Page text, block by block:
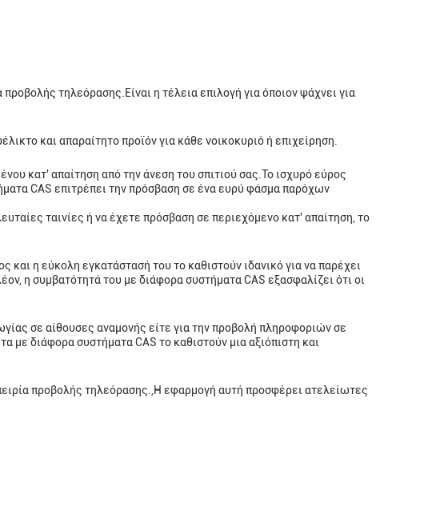
τηλεόρασης.Είναι η τέλεια επιλογή για όποιον ψάχνει για
και απαραίτητο προϊόν για κάθε νοικοκυριό ή επιχείρηση.
κατ' απαίτηση από την άνεση του σπιτιού σας.Το ισχυρό εύρος
CAS επιτρέπει την πρόσβαση σε ένα ευρύ φάσμα παρόχων
ταινίες ή να έχετε πρόσβαση σε περιεχόμενο κατ' απαίτηση, το
και η εύκολη εγκατάστασή του το καθιστούν ιδανικό για να παρέχει
η συμβατότητά του με διάφορα συστήματα CAS εξασφαλίζει ότι οι
σε αίθουσες αναμονής είτε για την προβολή πληροφοριών σε
διάφορα συστήματα CAS το καθιστούν μια αξιόπιστη και
προβολής τηλεόρασης.,Η εφαρμογή αυτή προσφέρει ατελείωτες